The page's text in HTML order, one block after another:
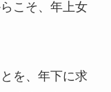
こそ、年上女
を、年下に求